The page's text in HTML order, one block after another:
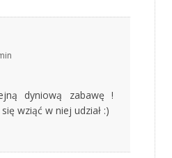
dyniową zabawę !
wziąć w niej udział :)